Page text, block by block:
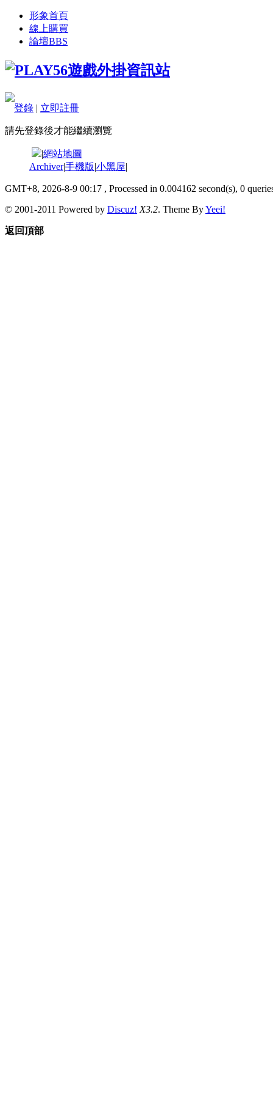
形象首頁
線上購買
論壇BBS
登錄 | 立即註冊
請先登錄後才能繼續瀏覽
|網站地圖
Archiver|手機版|小黑屋|
GMT+8, 2026-8-9 00:17 , Processed in 0.004162 second(s), 0
© 2001-2011 Powered by Discuz! X3.2. Theme ByYeei!
返回頂部